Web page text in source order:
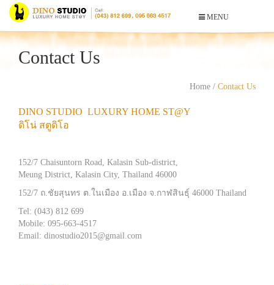
MENU
Contact Us
Home / Contact Us
DINO STUDIO LUXURY HOME ST@Y
ดิโน่ สตูดิโอ
152/7 Chaisuntorn Road, Kalasin Sub-district,
Meung District, Kalasin City, Thailand 46000
152/7 ถ.ชัยสุนทร ต.ในเมือง อ.เมือง จ.กาฬสินธุ์ 46000 Thailand
Tel: (043) 812 699
Mobile: 095-663-4517
Email: dinostudio2015@gmail.com